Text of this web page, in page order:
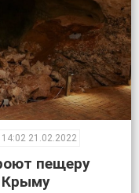
14:02 21.02.2022
пещеру
Крыму